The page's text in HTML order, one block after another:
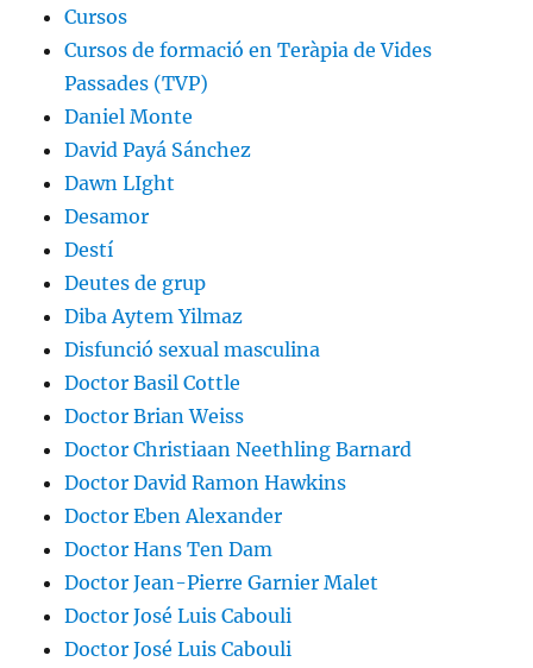
Cursos
Cursos de formació en Teràpia de Vides
Passades (TVP)
Daniel Monte
David Payá Sánchez
Dawn LIght
Desamor
Destí
Deutes de grup
Diba Aytem Yilmaz
Disfunció sexual masculina
Doctor Basil Cottle
Doctor Brian Weiss
Doctor Christiaan Neethling Barnard
Doctor David Ramon Hawkins
Doctor Eben Alexander
Doctor Hans Ten Dam
Doctor Jean-Pierre Garnier Malet
Doctor José Luis Cabouli
Doctor José Luis Cabouli